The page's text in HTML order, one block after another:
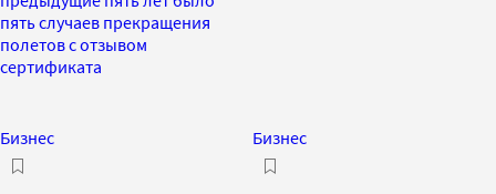
пять случаев прекращения
полетов с отзывом
сертификата
Бизнес Бизнес